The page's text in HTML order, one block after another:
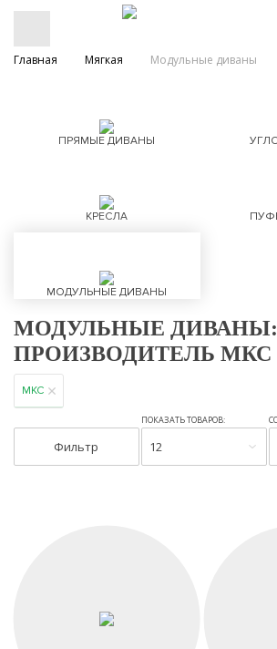
Главная Мягкая Модульные диваны
ПРЯМЫЕ ДИВАНЫ
КРЕСЛА
МОДУЛЬНЫЕ ДИВАНЫ
МОДУЛЬНЫЕ ДИВАНЫ:
ПРОИЗВОДИТЕЛЬ МКС
МКС
Фильтр
ПОКАЗАТЬ ТОВАРОВ:
12